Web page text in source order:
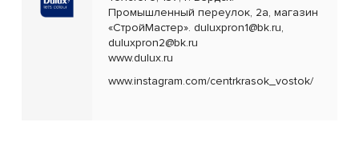
Промышленный переулок, 2а, магазин
«СтройМастер». duluxpron1@bk.ru,
duluxpron2@bk.ru
www.dulux.ru
www.instagram.com/centrkrasok_vostok/